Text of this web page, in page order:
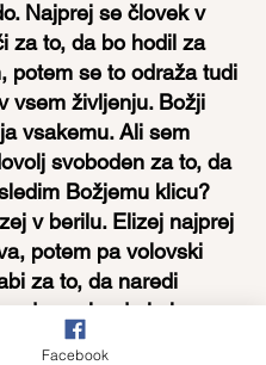
Najprej se človek v
za to, da bo hodil za
potem se to odraža tudi
vsem življenju. Božji
vsakemu. Ali sem
svoboden za to, da
Božjemu klicu?
v berilu. Elizej najprej
potem pa volovski
za to, da naredi
dva vola, da ju je
svoje preživetje je
Facebook